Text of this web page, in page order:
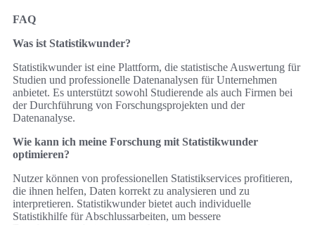
FAQ
Was ist Statistikwunder?
Statistikwunder ist eine Plattform, die statistische Auswertung für
Studien und professionelle Datenanalysen für Unternehmen
anbietet. Es unterstützt sowohl Studierende als auch Firmen bei
der Durchführung von Forschungsprojekten und der
Datenanalyse.
Wie kann ich meine Forschung mit Statistikwunder
optimieren?
Nutzer können von professionellen Statistikservices profitieren,
die ihnen helfen, Daten korrekt zu analysieren und zu
interpretieren. Statistikwunder bietet auch individuelle
Statistikhilfe für Abschlussarbeiten, um bessere